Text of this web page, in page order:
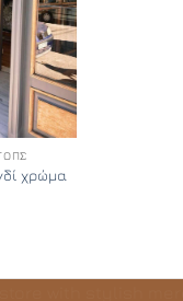
χρώμα